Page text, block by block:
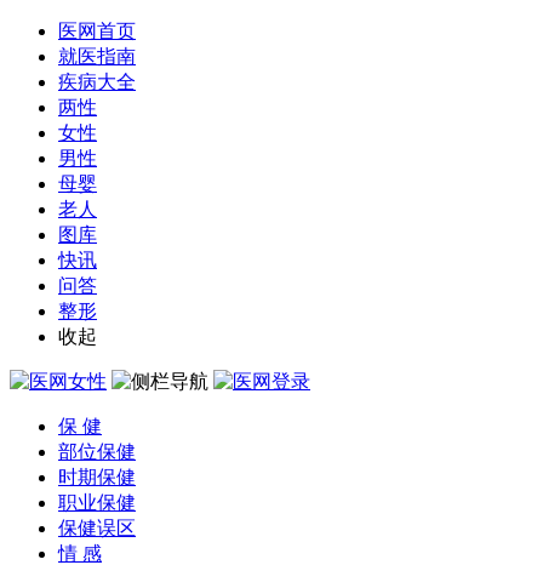
医网首页
就医指南
疾病大全
两性
女性
男性
母婴
老人
图库
快讯
问答
整形
收起
保 健
部位保健
时期保健
职业保健
保健误区
情 感